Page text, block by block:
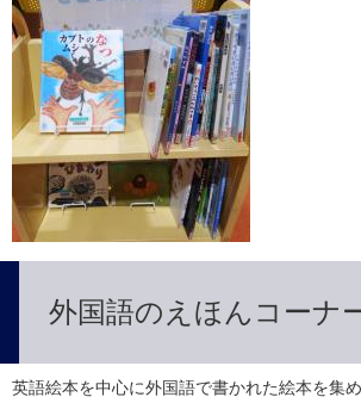
外国語のえほんコーナ
英語絵本を中心に外国語で書かれた絵本を集め